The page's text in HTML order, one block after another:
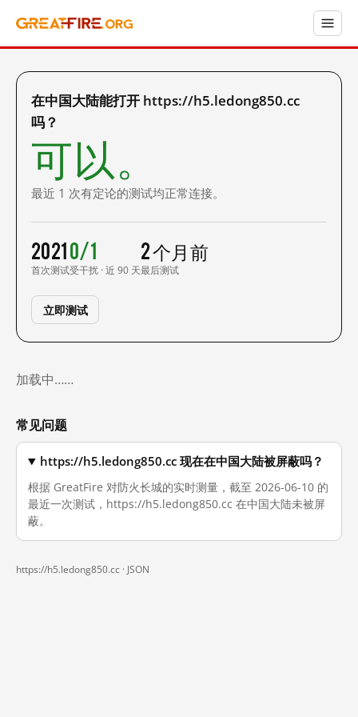
在中国大陆能打开 https://h5.ledong850.cc
吗？
可以。
最近 1 次有定论的测试均正常连接。
2021
首次测试
0/1
受干扰 · 近 90 天
2 个月前
最后测试
立即测试
加载中……
常见问题
https://h5.ledong850.cc 现在在中国大陆被屏蔽吗？
根据 GreatFire 对防火长城的实时测量，截至 2026-06-10 的
最近一次测试，https://h5.ledong850.cc 在中国大陆未被屏
蔽。
https://h5.ledong850.cc · JSON